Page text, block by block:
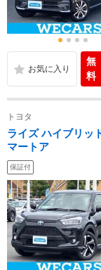
無
料
トヨタ
ライズ ハイブリッ
マートア
保証付